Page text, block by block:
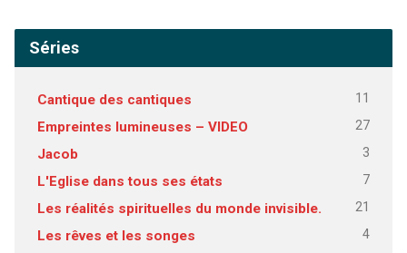
Séries
Cantique des cantiques 11
Empreintes lumineuses – VIDEO 27
Jacob 3
L'Eglise dans tous ses états 7
Les réalités spirituelles du monde invisible. 21
Les rêves et les songes 4